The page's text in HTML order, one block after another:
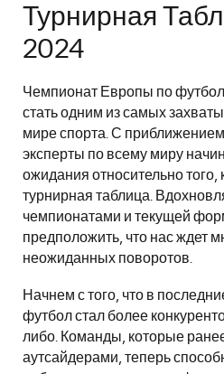
Турнирная
2024
Чемпионат Европы по
стать одним из самых
мире спорта. С
эксперты по всему миру
ожидания относительно того,
турнирная таблица.
чемпионатами и текущей
предположить, что нас ждет
неожиданных поворотов.
Начнем с того, что в
футбол стал более
либо. Команды, которые
аутсайдерами, теперь